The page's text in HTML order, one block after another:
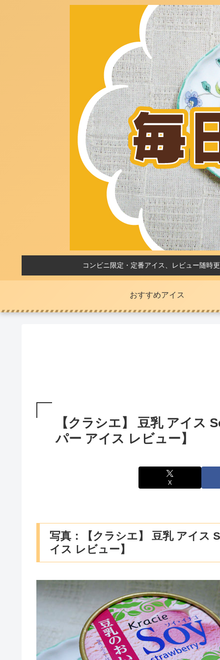
コンビニ限定・定番アイス、レビュー随時
おすすめアイス
【クラシエ】 豆乳 アイス
パー アイス レビュー】
X
写真：【クラシエ】 豆乳 アイス
イス レビュー】